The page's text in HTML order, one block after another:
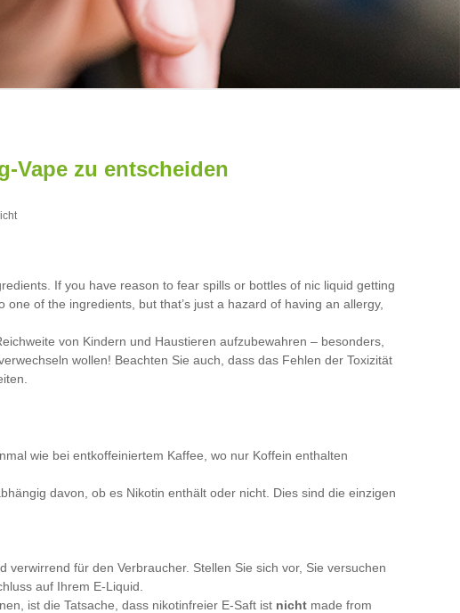
Vape zu entscheiden
If you have reason to fear spills or bottles of nic liquid getting
of the ingredients, but that’s just a hazard of having an allergy,
von Kindern und Haustieren aufzubewahren – besonders,
wollen! Beachten Sie auch, dass das Fehlen der Toxizität
wie bei entkoffeiniertem Kaffee, wo nur Koffein enthalten
davon, ob es Nikotin enthält oder nicht. Dies sind die einzigen
für den Verbraucher. Stellen Sie sich vor, Sie versuchen
auf Ihrem E-Liquid.
ist die Tatsache, dass nikotinfreier E-Saft ist nicht made from